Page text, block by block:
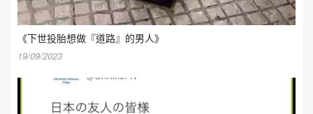
《下世投胎想做『道路』的男人》
19/09/2023